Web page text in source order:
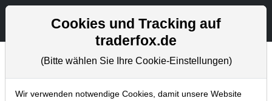
Aktien- und Artikelsuche
Newsletter
Home Blog Newsletter Weekly Briefing
Cookies und Tracking auf
traderfox.de
(Bitte wählen Sie Ihre Cookie-Einstellungen)
Wir verwenden notwendige Cookies, damit unsere Website